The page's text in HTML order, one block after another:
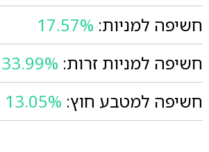
חשיפה למניות: 17.57%
חשיפה למניות זרות: 33.99%
חשיפה למטבע חוץ: 13.05%